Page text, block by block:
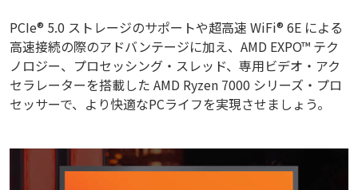
PCIe® 5.0 ストレージのサポートや超高速 WiFi® 6E による
高速接続の際のアドバンテージに加え、AMD EXPO™ テク
ノロジー、プロセッシング・スレッド、専用ビデオ・アク
セラレーターを搭載した AMD Ryzen 7000 シリーズ・プロ
セッサーで、より快適なPCライフを実現させましょう。